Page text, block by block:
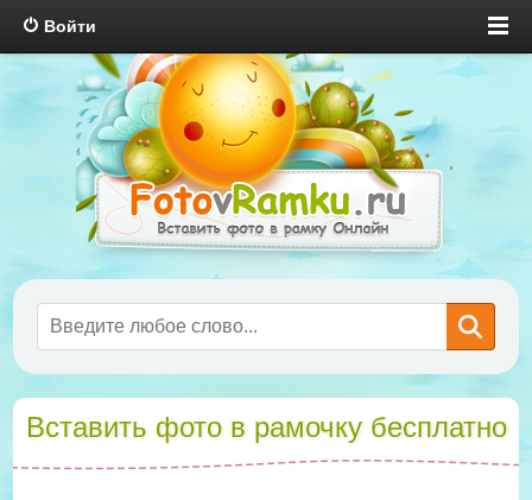
Войти
Вставить фото в рамочку бесплатно